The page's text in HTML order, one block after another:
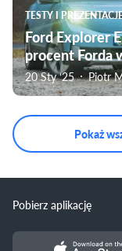
TESTY I
Ford Explorer
procent Forda
20 Sty ‘25 Piotr
Pokaż
Pobierz aplikację